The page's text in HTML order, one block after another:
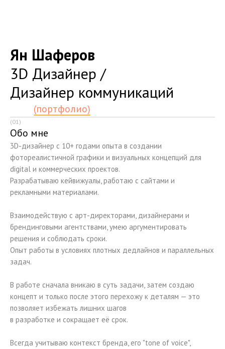
Ян Шаферов
3D Дизайнер /
Дизайнер коммуникаций
(портфолио)
(01)
Обо мне
3D-дизайнер с 10+ годами опыта в создании
фотореалистичной графики и визуальных концепций для
digital и коммерческих проектов.
Разрабатываю кейвижуалы, работаю с сайтами и
рекламными материалами.
Взаимодействую с арт-директорами, дизайнерами и
брендинговыми агентствами, умею аргументировать
решения и соблюдать сроки.
Опыт работы в условиях плотных дедлайнов и параллельных
задач.
В работе сначала вникаю в суть задачи, затем создаю
концепт и только после этого перехожу к деталям — это
позволяет избежать лишних шагов
в разработке и сокращает её срок.
Всегда учитываю контекст бренда, его "tone of voice",